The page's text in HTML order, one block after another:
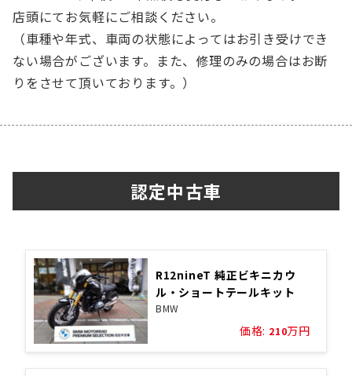
店頭にてお気軽にご相談ください。
（車種や年式、車両の状態によってはお引き受けでき
ない場合がございます。また、修理のみの場合はお断
りをさせて頂いております。）
認定中古車
R12nineT 純正ビキニカウ
ル・ショートテールキット
BMW
価格: 210万円